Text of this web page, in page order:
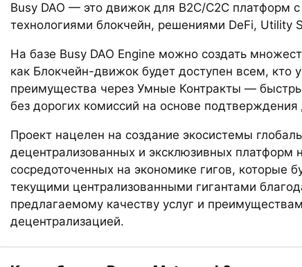
Busy DAO — это движок для B2C/C2C платформ
технологиями блокчейн, решениями DeFi, Utility
На базе Busy DAO Engine можно создать
как Блокчейн-движок будет доступен всем, кто
преимущества через Умные Контракты —
без дорогих комиссий на основе подтверждения
Проект нацелен на создание экосистемы
децентрализованных и эксклюзивных платформ
сосредоточенных на экономике гигов, которые
текущими централизованными гигантами
предлагаемому качеству услуг и
децентрализацией.